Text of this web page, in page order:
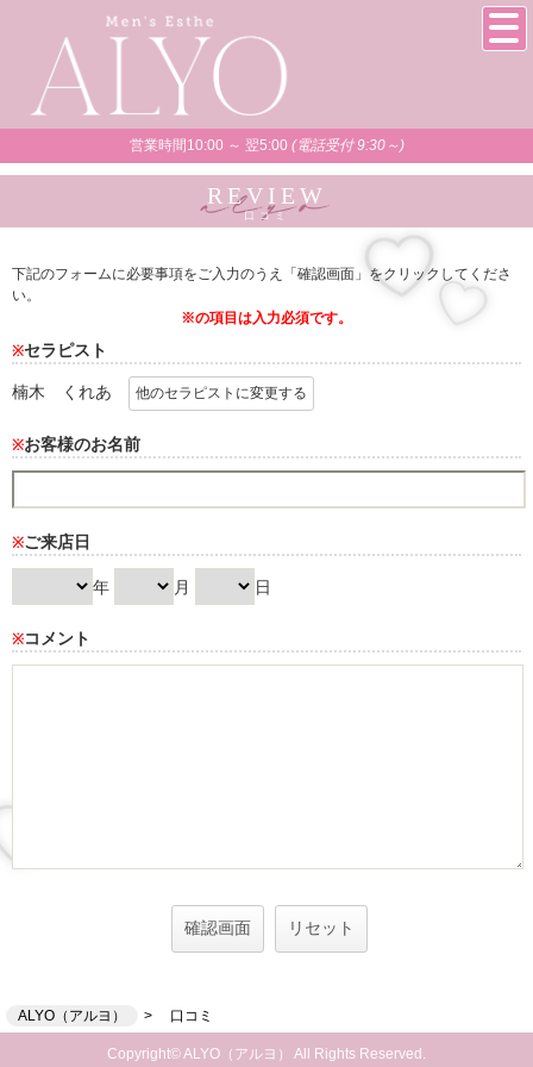
営業時間10:00 ～ 翌5:00 (電話受付 9:30～)
REVIEW
口コミ
下記のフォームに必要事項をご入力のうえ「確認画面」をクリックしてくださ
い。
※の項目は入力必須です。
※セラピスト
楠木 くれあ 他のセラピストに変更する
※お客様のお名前
※ご来店日
年 月 日
※コメント
ALYO（アルヨ） 口コミ
Copyright© ALYO（アルヨ） All Rights Reserved.